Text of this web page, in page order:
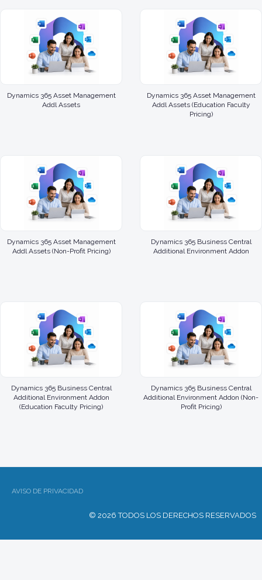
Dynamics 365 Asset Management
Addl Assets
Dynamics 365 Asset Management
Addl Assets (Education Faculty
Pricing)
Dynamics 365 Asset Management
Addl Assets (Non-Profit Pricing)
Dynamics 365 Business Central
Additional Environment Addon
Dynamics 365 Business Central
Additional Environment Addon
(Education Faculty Pricing)
Dynamics 365 Business Central
Additional Environment Addon (Non-
Profit Pricing)
AVISO DE PRIVACIDAD
© 2026 TODOS LOS DERECHOS RESERVADOS